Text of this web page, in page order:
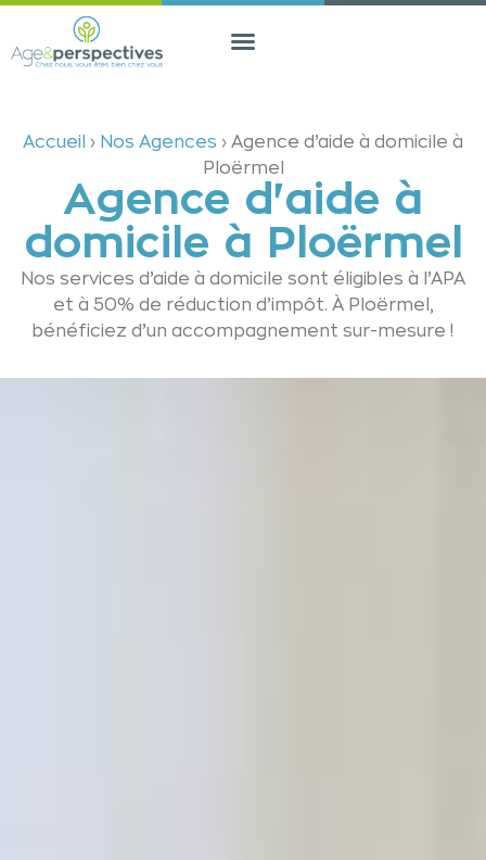
Accueil › Nos Agences › Agence d’aide à domicile à
Ploërmel
Agence d'aide à
domicile à Ploërmel
Nos services d’aide à domicile sont éligibles à l’APA
et à 50% de réduction d’impôt. À Ploërmel,
bénéficiez d’un accompagnement sur-mesure !